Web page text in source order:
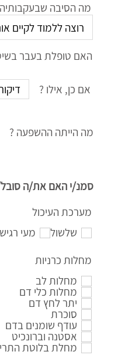
מה הסיבה
האם טופלת בעבר
אם כן, אילו ?
מה הייתה ההשפעה ?
סמנ/י האם את/ה
מערכת העיכול
שלשול
מעי רגיש
מחלות כרניות
מחלות לב
מחלות כלי דם
יתר לחץ דם
סוכרת
עודף שומנים בדם
אסטנה וברונכיט
מחלת בלוטת